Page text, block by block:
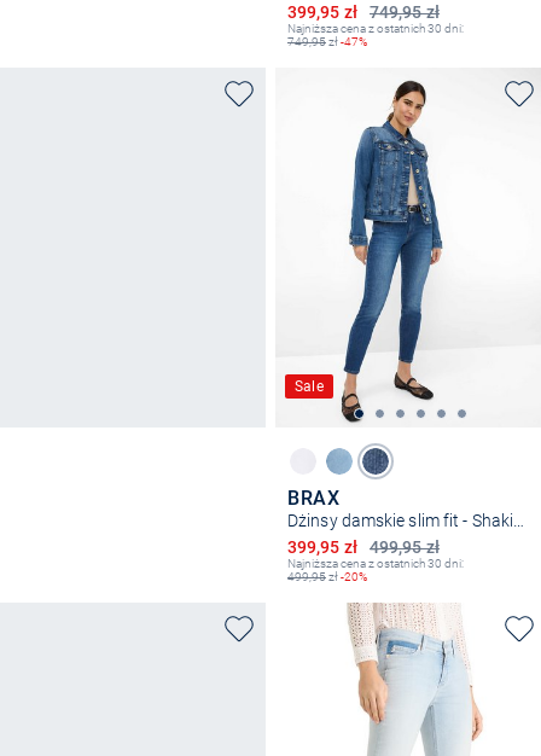
749,95 zł
Obniżona cena
399,95 zł
Najniższa cena z ostatnich 30 dni:
749,95zł-47%
Sale
BRAX
Dżinsy damskie slim fit - Shakira
499,95 zł
Obniżona cena
399,95 zł
Najniższa cena z ostatnich 30 dni:
499,95zł-20%